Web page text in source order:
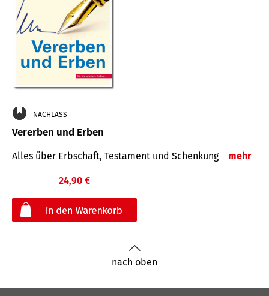
NACHLASS
Vererben und Erben
Alles über Erbschaft, Testament und Schenkung mehr
24,90 €
nach oben